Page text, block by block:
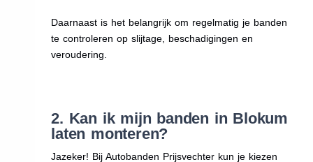
Daarnaast is het belangrijk om regelmatig je banden
te controleren op slijtage, beschadigingen en
veroudering.
2. Kan ik mijn banden in Blokum
laten monteren?
Jazeker! Bij Autobanden Prijsvechter kun je kiezen